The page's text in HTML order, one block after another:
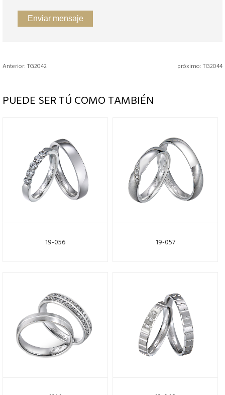
Anterior: TG2042 próximo: TG2044
PUEDE SER TÚ COMO TAMBIÉN
19-056 19-057